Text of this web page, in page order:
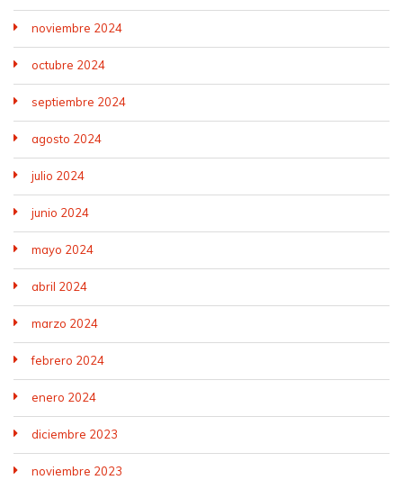
noviembre 2024
octubre 2024
septiembre 2024
agosto 2024
julio 2024
junio 2024
mayo 2024
abril 2024
marzo 2024
febrero 2024
enero 2024
diciembre 2023
noviembre 2023